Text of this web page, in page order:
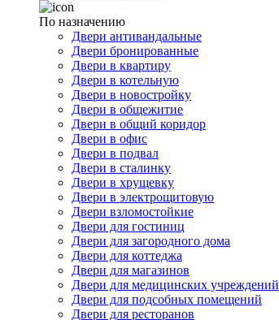
По назначению
Двери антивандальные
Двери бронированные
Двери в квартиру
Двери в котельную
Двери в новостройку
Двери в общежитие
Двери в общий коридор
Двери в офис
Двери в подвал
Двери в сталинку
Двери в хрущевку
Двери в электрощитовую
Двери взломостойкие
Двери для гостиниц
Двери для загородного дома
Двери для коттеджа
Двери для магазинов
Двери для медицинских учреждений
Двери для подсобных помещений
Двери для ресторанов